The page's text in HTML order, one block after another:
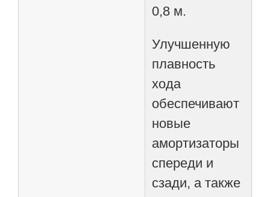
0,8 м.
Улучшенную
плавность
хода
обеспечивают
новые
амортизаторы
спереди и
сзади, а также